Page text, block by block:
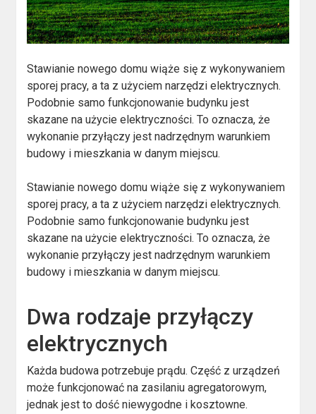
Stawianie nowego domu wiąże się z wykonywaniem
sporej pracy, a ta z użyciem narzędzi elektrycznych.
Podobnie samo funkcjonowanie budynku jest
skazane na użycie elektryczności. To oznacza, że
wykonanie przyłączy jest nadrzędnym warunkiem
budowy i mieszkania w danym miejscu.
Stawianie nowego domu wiąże się z wykonywaniem
sporej pracy, a ta z użyciem narzędzi elektrycznych.
Podobnie samo funkcjonowanie budynku jest
skazane na użycie elektryczności. To oznacza, że
wykonanie przyłączy jest nadrzędnym warunkiem
budowy i mieszkania w danym miejscu.
Dwa rodzaje przyłączy
elektrycznych
Każda budowa potrzebuje prądu. Część z urządzeń
może funkcjonować na zasilaniu agregatorowym,
jednak jest to dość niewygodne i kosztowne.